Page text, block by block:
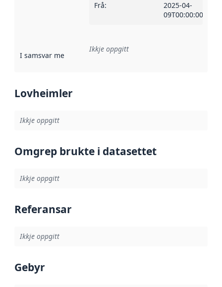
Frå:
2025-04-
09T00:00:00Z
I samsvar med Referanse til ei implementeringsregel eller
Ikkje oppgitt
Lovheimler
Ikkje oppgitt
Omgrep brukte i datasettet
Ikkje oppgitt
Referansar
Ikkje oppgitt
Gebyr